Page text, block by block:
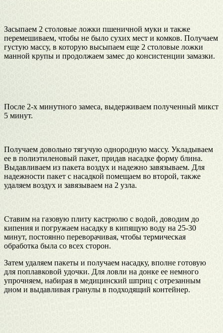
Засыпаем 2 столовые ложки пшеничной муки и также
перемешиваем, чтобы не было сухих мест и комков. Получаем
густую массу, в которую высыпаем еще 2 столовые ложки
манной крупы и продолжаем замес до консистенции замазки.
После 2-х минутного замеса, выдерживаем полученный микст
5 минут.
Получаем довольно тягучую однородную массу. Укладываем
ее в полиэтиленовый пакет, придав насадке форму блина.
Выдавливаем из пакета воздух и надежно завязываем. Для
надежности пакет с насадкой помещаем во второй, также
удаляем воздух и завязываем на 2 узла.
Ставим на газовую плиту кастрюлю с водой, доводим до
кипения и погружаем насадку в кипящую воду на 25-30
минут, постоянно переворачивая, чтобы термическая
обработка была со всех сторон.
Затем удаляем пакеты и получаем насадку, вполне готовую
для поплавковой удочки. Для ловли на донке ее немного
упрочняем, набирая в медицинский шприц с отрезанным
дном и выдавливая гранулы в подходящий контейнер.